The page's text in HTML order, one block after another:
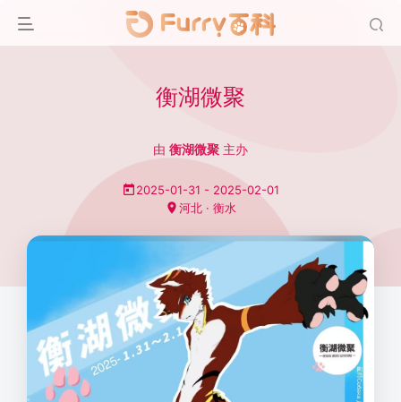
衡湖微聚
由 衡湖微聚 主办
2025-01-31 - 2025-02-01
河北 · 衡水